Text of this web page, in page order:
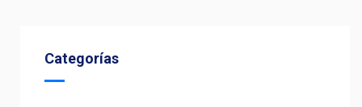
Categorías